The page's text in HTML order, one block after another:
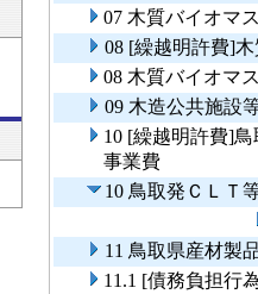
07 木質バイオマ
08 [繰越明許費]
08 木質バイオマ
09 木造公共施設
10 [繰越明許費]
事業費
10 鳥取発ＣＬＴ
11 鳥取県産材製
11.1 [債務負担行